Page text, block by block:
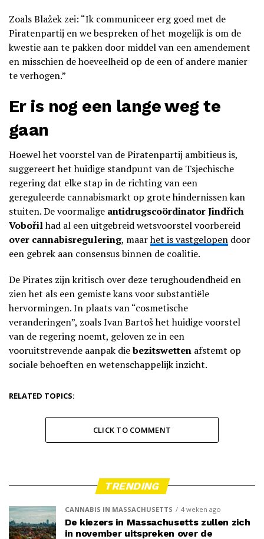
Zoals Blažek zei: “Ik communiceer erg goed met de
Piratenpartij en we bespreken of het mogelijk is om de
kwestie aan te pakken door middel van een amendement
en misschien de hoeveelheid op de een of andere manier
te verhogen.”
Er is nog een lange weg te
gaan
Hoewel het voorstel van de Piratenpartij ambitieus is,
suggereert het huidige standpunt van de Tsjechische
regering dat elke stap in de richting van een
gereguleerde cannabismarkt op grote hindernissen kan
stuiten. De voormalige antidrugscoördinatorJindřich
Vobořilhad al een uitgebreid wetsvoorstel voorbereid
over cannabisregulering, maarhet is vastgelopen door
een gebrek aan consensus binnen de coalitie.
De Pirates zijn kritisch over deze terughoudendheid en
zien het als een gemiste kans voor substantiële
hervormingen. In plaats van “cosmetische
veranderingen”, zoals Ivan Bartoš het huidige voorstel
van de regering noemt, geloven ze in een
vooruitstrevende aanpak diebezitswetten afstemt op
sociale behoeften en wetenschappelijk inzicht.
RELATED TOPICS:
CLICK TO COMMENT
TRENDING
CANNABIS IN MASSACHUSETTS 4 weken ago
De kiezers in Massachusetts zullen zich
in november uitspreken over de